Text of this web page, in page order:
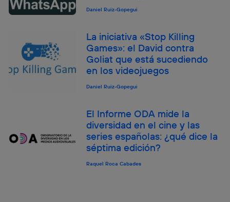
Daniel Ruiz-Gopegui
La iniciativa «Stop Killing
Games»: el David contra
Goliat que está sucediendo
en los videojuegos
Daniel Ruiz-Gopegui
El Informe ODA mide la
diversidad en el cine y las
series españolas: ¿qué dice la
séptima edición?
Raquel Roca Cabades